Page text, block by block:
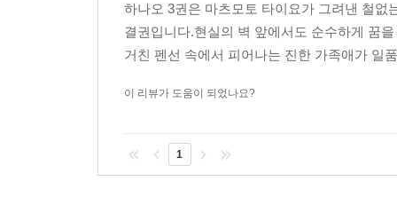
하나오 3권은 마츠모토 타이요가 그려낸 철
결권입니다.현실의 벽 앞에서도 순수하게 꿈
거친 펜선 속에서 피어나는 진한 가족애가 일
이 리뷰가 도움이 되었나요?
1